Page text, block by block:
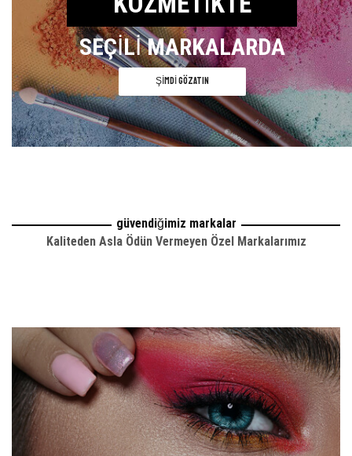
SEÇILI MARKALARDA
ŞIMDI GÖZATIN
güvendiğimiz markalar
Kaliteden Asla Ödün Vermeyen Özel Markalarımız